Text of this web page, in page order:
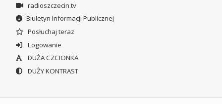
radioszczecin.tv
Biuletyn Informacji Publicznej
Posłuchaj teraz
Logowanie
DUŻA CZCIONKA
DUŻY KONTRAST